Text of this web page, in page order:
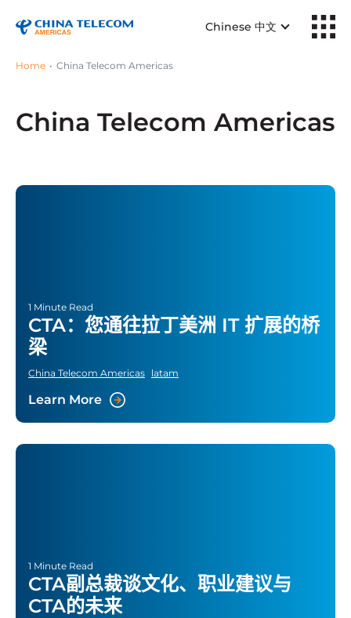
Chinese 中文
Home China Telecom Americas
China Telecom Americas
1 Minute Read
CTA：您通往拉丁美洲 IT 扩展的桥
梁
China Telecom Americas latam
Learn More
1 Minute Read
CTA副总裁谈文化、职业建议与
CTA的未来